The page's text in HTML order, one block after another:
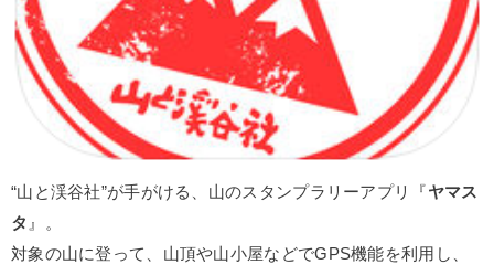
“山と渓谷社”が手がける、山のスタンプラリーアプリ『ヤマス
タ 』。
対象の山に登って、山頂や山小屋などでGPS機能を利用し、